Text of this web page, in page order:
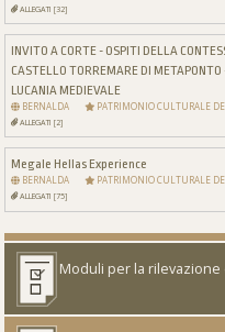
ALLEGATI [32]
INVITO A CORTE - OSPITI DELLA
CASTELLO TORREMARE DI
LUCANIA MEDIEVALE
BERNALDA PATRIMONIO CULTURALE
ALLEGATI [2]
Megale Hellas Experience
BERNALDA PATRIMONIO CULTURALE
ALLEGATI [75]
Moduli per la